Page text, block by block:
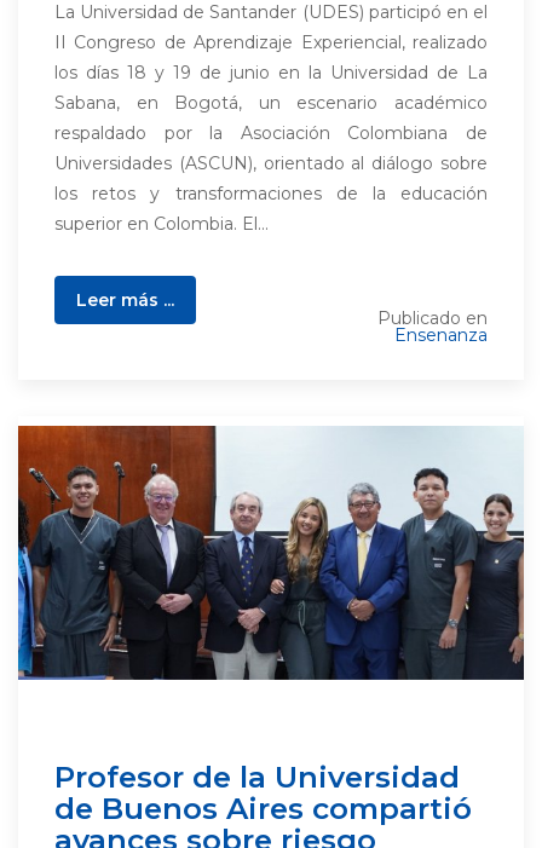
La Universidad de Santander (UDES) participó en el
II Congreso de Aprendizaje Experiencial, realizado
los días 18 y 19 de junio en la Universidad de La
Sabana, en Bogotá, un escenario académico
respaldado por la Asociación Colombiana de
Universidades (ASCUN), orientado al diálogo sobre
los retos y transformaciones de la educación
superior en Colombia. El...
Leer más ...
Publicado en
Ensenanza
Profesor de la Universidad
de Buenos Aires compartió
avances sobre riesgo